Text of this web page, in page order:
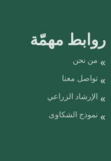
روابط مهمّة
من نحن
تواصل معنا
الإرشاد الزراعي
نموذج الشكاوى